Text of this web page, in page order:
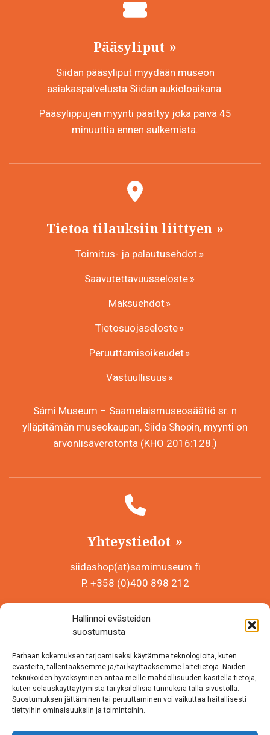
Hallinnoi evästeiden
suostumusta
Parhaan kokemuksen tarjoamiseksi käytämme teknologioita, kuten
evästeitä, tallentaaksemme ja/tai käyttääksemme laitetietoja. Näiden
tekniikoiden hyväksyminen antaa meille mahdollisuuden käsitellä tietoja,
kuten selauskäyttäytymistä tai yksilöllisiä tunnuksia tällä sivustolla.
Suostumuksen jättäminen tai peruuttaminen voi vaikuttaa haitallisesti
tiettyihin ominaisuuksiin ja toimintoihin.
Pääsyliput
Siidan pääsyliput myydään museon
asiakaspalvelusta Siidan aukioloaikana.
Pääsylippujen myynti päättyy joka päivä 45
minuuttia ennen sulkemista.
Tietoa tilauksiin liittyen
Toimitus- ja palautusehdot
Saavutettavuusseloste
Maksuehdot
Tietosuojaseloste
Peruuttamisoikeudet
Vastuullisuus
Sámi Museum – Saamelaismuseosäätiö sr.:n
ylläpitämän museokaupan, Siida Shopin, myynti on
arvonlisäverotonta (KHO 2016:128.)
Yhteystiedot
siidashop(at)samimuseum.fi
P. +358 (0)400 898 212
Y-tunnus 0625907-2
Inarintie 46
99870 Inari
Löydät meidät myös somesta!
Instagram